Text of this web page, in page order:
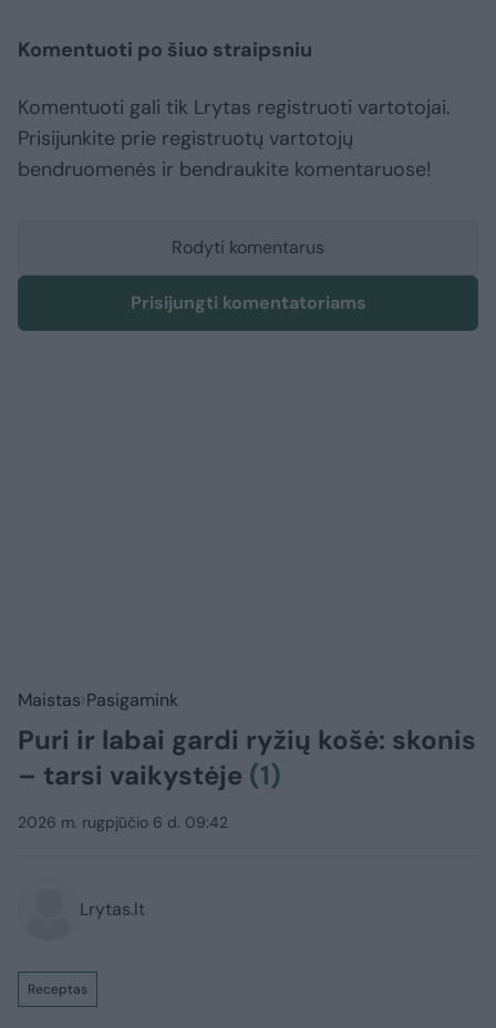
Komentuoti po šiuo straipsniu
Komentuoti gali tik Lrytas registruoti vartotojai.
Prisijunkite prie registruotų vartotojų
bendruomenės ir bendraukite komentaruose!
Rodyti komentarus
Prisijungti komentatoriams
Maistas Pasigamink
Puri ir labai gardi ryžių košė: skonis
– tarsi vaikystėje (1)
2026 m. rugpjūčio 6 d. 09:42
Lrytas.lt
Receptas